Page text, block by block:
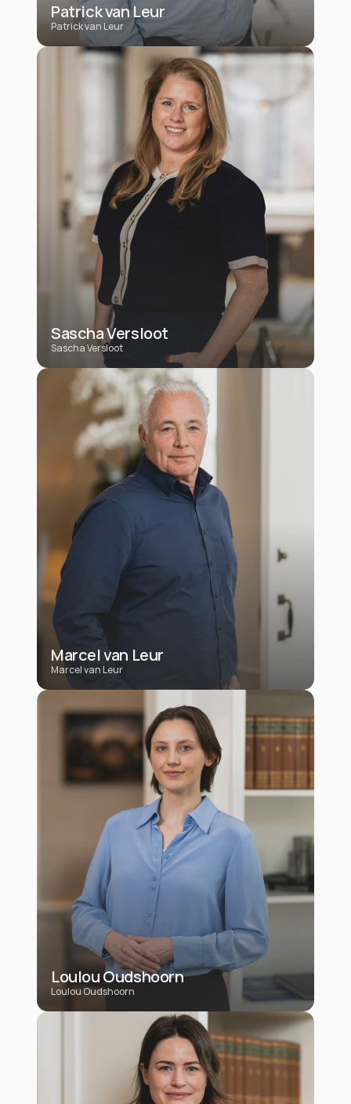
Patrick van Leur
Patrick van Leur
Sascha Versloot
Sascha Versloot
Marcel van Leur
Marcel van Leur
Loulou Oudshoorn
Loulou Oudshoorn